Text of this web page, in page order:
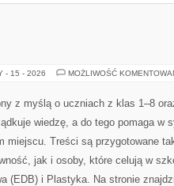
- 15 - 2026 MOŻLIWOŚĆ
z myślą o uczniach z klas 1–8
wiedzę, a do tego pomaga w
miejscu. Treści są przygotowane
jak i osoby, które celują w
(EDB) i Plastyka. Na stronie